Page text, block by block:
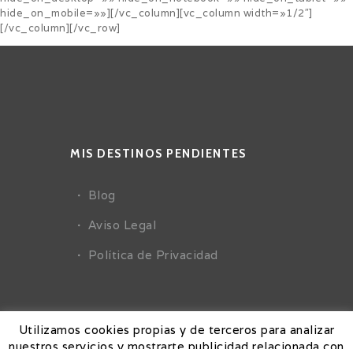
hide_on_mobile=»»][/vc_column][vc_column width=»1/2″]
[/vc_column][/vc_row]
MIS DESTINOS PENDIENTES
Blog
Aviso Legal
Política de Privacidad
Utilizamos cookies propias y de terceros para analizar
nuestros servicios y mostrarte publicidad relacionada con